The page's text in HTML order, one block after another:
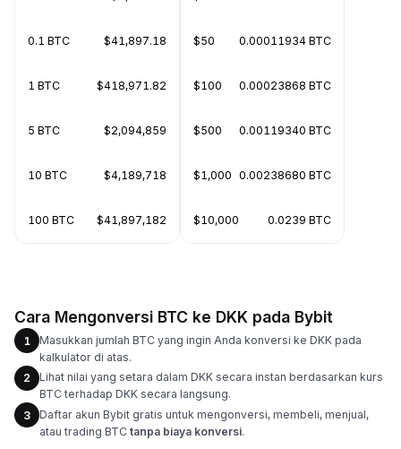
0.1 BTC $41,897.18
1 BTC $418,971.82
5 BTC $2,094,859
10 BTC $4,189,718
100 BTC $41,897,182
$50 0.00011934 BTC
$100 0.00023868 BTC
$500 0.00119340 BTC
$1,000 0.00238680 BTC
$10,000 0.0239 BTC
Cara Mengonversi BTC ke DKK pada Bybit
1
Masukkan jumlah BTC yang ingin Anda konversi ke DKK pada
kalkulator di atas.
2
Lihat nilai yang setara dalam DKK secara instan berdasarkan kurs
BTC terhadap DKK secara langsung.
3
Daftar akun Bybit gratis untuk mengonversi, membeli, menjual,
atau trading BTC tanpa biaya konversi.